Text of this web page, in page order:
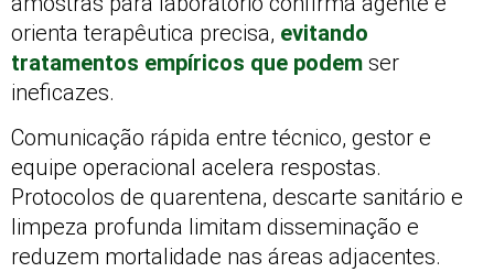
orienta terapêutica precisa, evitando
tratamentos empíricos que podem ser
ineficazes.
Comunicação rápida entre técnico, gestor e
equipe operacional acelera respostas.
Protocolos de quarentena, descarte sanitário e
limpeza profunda limitam disseminação e
reduzem mortalidade nas áreas adjacentes.